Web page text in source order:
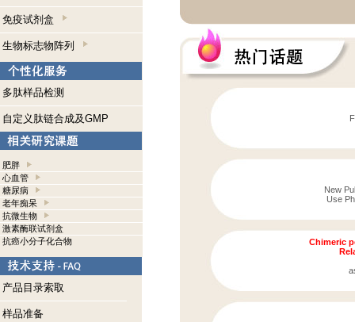
免疫试剂盒
生物标志物阵列
多肽样品检测
自定义肽链合成及GMP
肥胖
心血管
糖尿病
老年痴呆
抗微生物
激素酶联试剂盒
抗癌小分子化合物
产品目录索取
样品准备
New
Use
Chimeric